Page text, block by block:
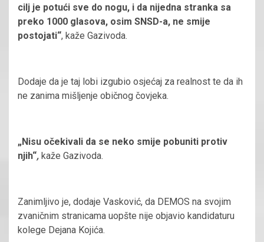
cilj je potući sve do nogu, i da nijedna stranka sa
preko 1000 glasova, osim SNSD-a, ne smije
postojati“, kaže Gazivoda.
Dodaje da je taj lobi izgubio osjećaj za realnost te da ih
ne zanima mišljenje običnog čovjeka.
„Nisu očekivali da se neko smije pobuniti protiv
njih“, kaže Gazivoda.
Zanimljivo je, dodaje Vasković, da DEMOS na svojim
zvaničnim stranicama uopšte nije objavio kandidaturu
kolege Dejana Kojića.